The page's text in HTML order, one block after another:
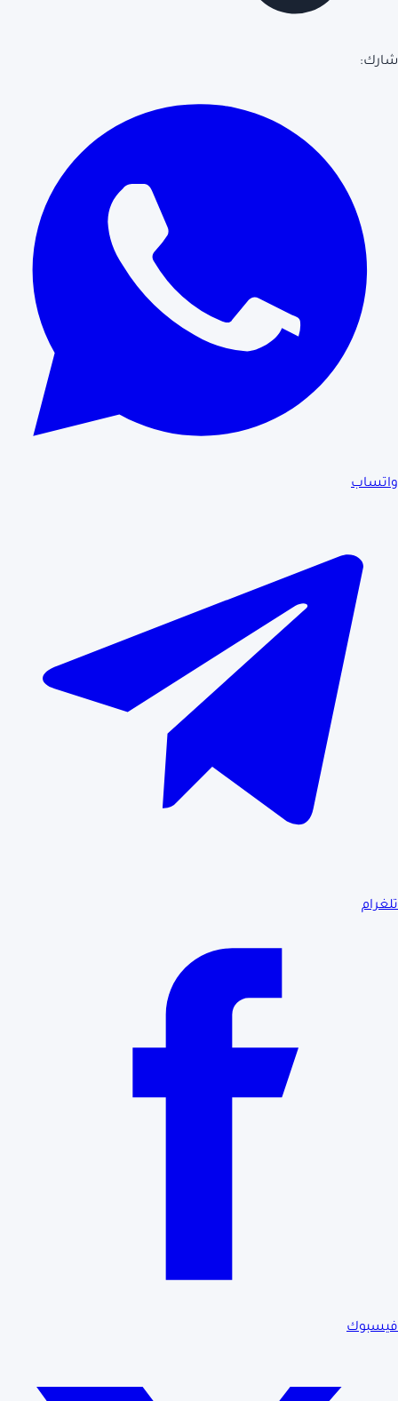
شارك:
واتساب
تلغرام
فيسبوك